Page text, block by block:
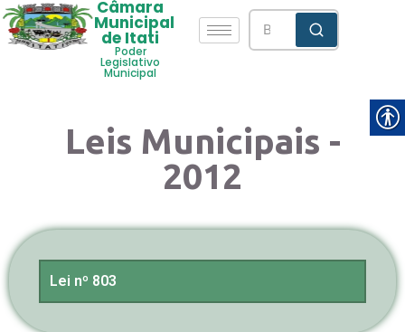
Câmara
Municipal
de Itati
Poder
Legislativo
Municipal
Leis Municipais -
2012
Lei nº 803